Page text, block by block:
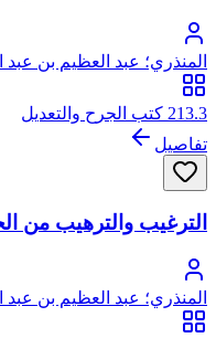
المنذري؛ عبد العظيم بن
الدين المنذري
213.3 كتب الجرح والتعديل
تفاصيل
الترغيب والترهيب من
المنذري؛ عبد العظيم بن
الدين المنذري